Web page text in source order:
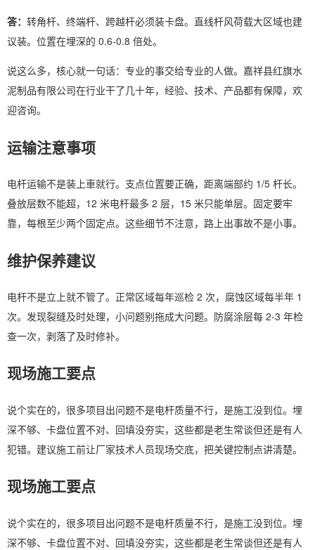
答： 转角杆、终端杆、跨越杆必须装卡盘。直线杆风荷载大区域也建
议装。位置在埋深的 0.6-0.8 倍处。
说这么多，核心就一句话：专业的事交给专业的人做。嘉祥县红旗水
泥制品有限公司在行业干了几十年，经验、技术、产品都有保障，欢
迎咨询。
运输注意事项
电杆运输不是装上車就行。支点位置要正确，距离端部约 1/5 杆长。
叠放层数不能超，12 米电杆最多 2 层，15 米只能单层。固定要牢
靠，每根至少两个固定点。这些细节不注意，路上出事故不是小事。
维护保养建议
电杆不是立上就不管了。正常区域每年巡检 2 次，腐蚀区域每半年 1
次。发现裂缝及时处理，小问题别拖成大问题。防腐涂层每 2-3 年检
查一次，剥落了及时修补。
现场施工要点
说个实在的，很多项目出问题不是电杆质量不行，是施工没到位。埋
深不够、卡盘位置不对、回填没夯实，这些都是老生常谈但还是有人
犯错。建议施工前让厂家技术人员现场交底，把关键控制点讲清楚。
现场施工要点
说个实在的，很多项目出问题不是电杆质量不行，是施工没到位。埋
深不够、卡盘位置不对、回填没夯实，这些都是老生常谈但还是有人